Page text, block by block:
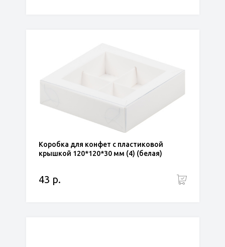
Коробка для конфет с пластиковой
крышкой 120*120*30 мм (4) (белая)
43 р.